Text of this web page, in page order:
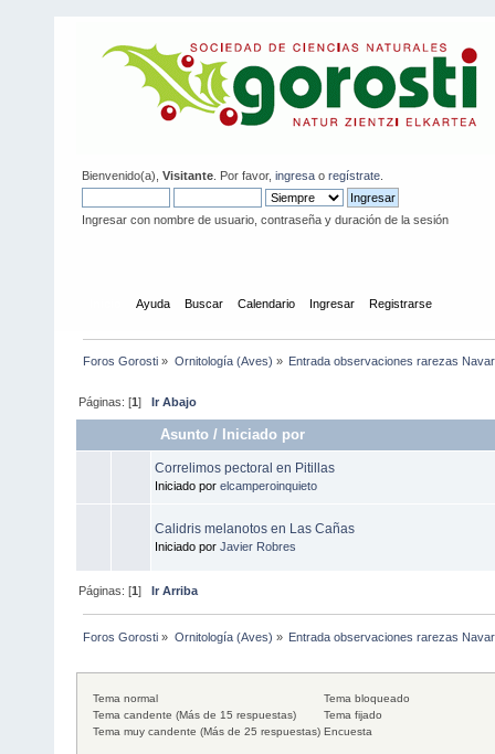
Bienvenido(a), Visitante . Por favor, ingresa o regístrate
Ingresar con nombre de usuario, contraseña y duración de la sesión
Ayuda Buscar Calendario Ingresar Registrarse
Foros Gorosti » Ornitología (Aves) » Entrada observaciones rarezas
Páginas: [1]Ir Abajo
Asunto / Iniciado por
Correlimos pectoral en Pitillas
Iniciado por elcamperoinquieto
Calidris melanotos en Las Cañas
Iniciado por Javier Robres
Páginas: [1]Ir Arriba
Foros Gorosti » Ornitología (Aves) » Entrada observaciones rarezas
Tema normal
Tema candente (Más de 15 respuestas)
Tema muy candente (Más de 25 respuestas)
Tema bloqueado
Tema fijado
Encuesta